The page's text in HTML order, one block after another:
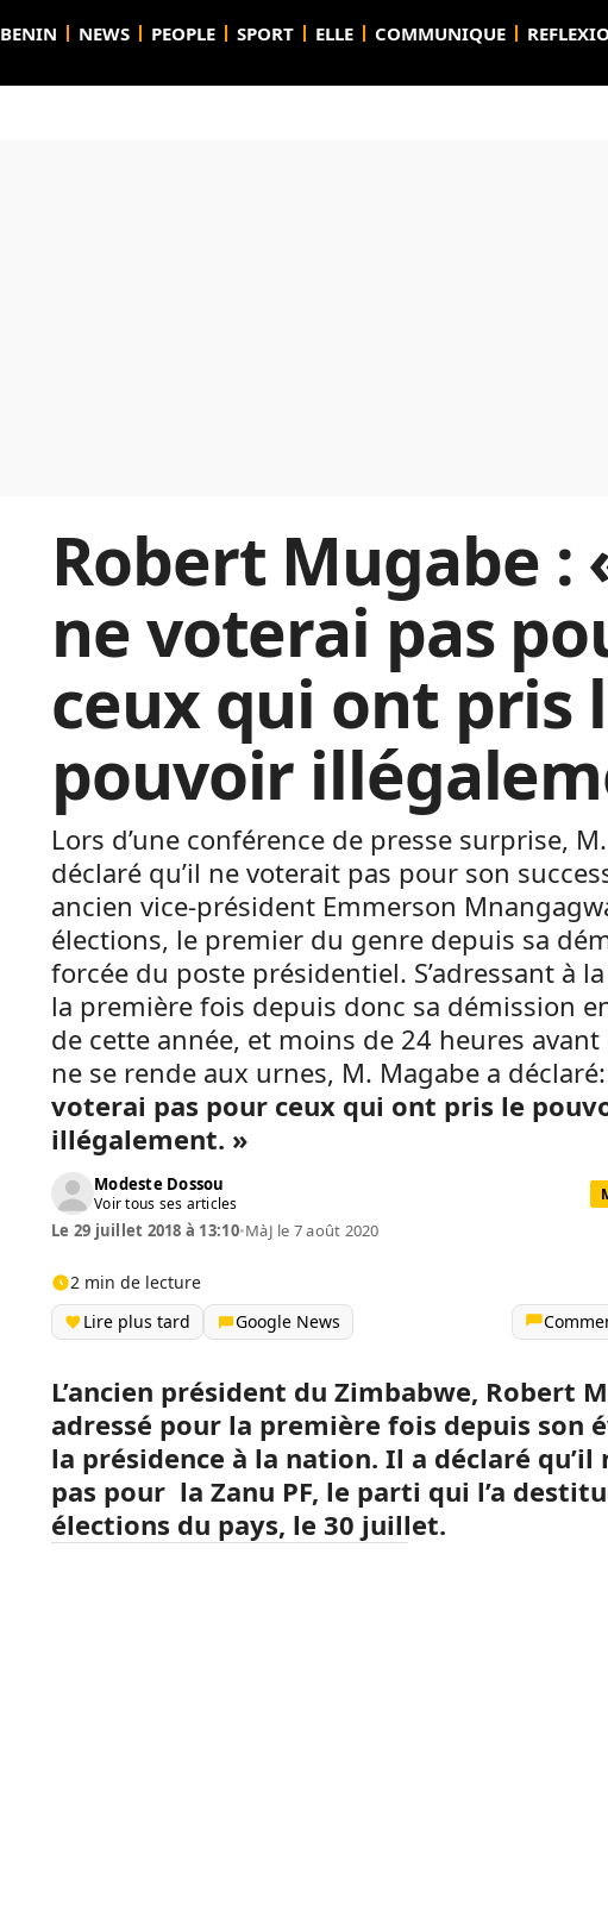
BENIN NEWS PEOPLE SPORT ELLE COMMUNIQUE
Robert Mugabe :
ne voterai pas
ceux qui ont pris
pouvoir
Lors d’une conférence de presse surprise,
déclaré qu’il ne voterait pas pour son
ancien vice-président Emmerson
élections, le premier du genre depuis sa
forcée du poste présidentiel. S’adressant à
la première fois depuis donc sa démission
de cette année, et moins de 24 heures avant
ne se rende aux urnes, M. Magabe a déclaré:
voterai pas pour ceux qui ont pris le
illégalement. »
Modeste Dossou
Voir tous ses articles
Le 29 juillet 2018 à 13:10•MàJ le 7 août 2020
2 min de lecture
Lire plus tard
Google News
L’ancien président du Zimbabwe, Robert
adressé pour la première fois depuis son
la présidence à la nation. Il a déclaré
pas pour la Zanu PF, le parti qui l’a
élections du pays, le 30 juillet.